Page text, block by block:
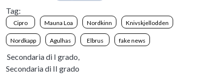
Tag:
Cipro Mauna Loa Nordkinn Knivskjellodden
Nordkapp Agulhas Elbrus fake news
Secondaria di I grado,
Secondaria di II grado